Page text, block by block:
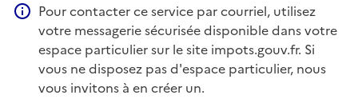
Information complémentaire
Pour contacter ce service par courriel, utilisez
votre messagerie sécurisée disponible dans votre
espace particulier sur le site impots.gouv.fr. Si
vous ne disposez pas d'espace particulier, nous
vous invitons à en créer un.